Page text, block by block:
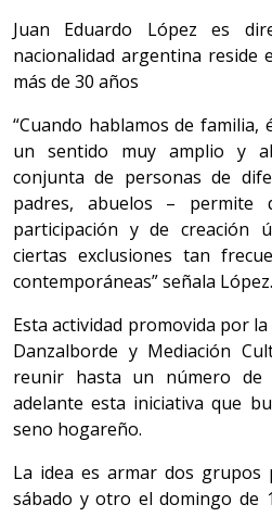
Juan Eduardo López es
nacionalidad argentina reside
más de 30 años
“Cuando hablamos de familia,
un sentido muy amplio y
conjunta de personas de
padres, abuelos – permite
participación y de creación
ciertas exclusiones tan
contemporáneas” señala López.
Esta actividad promovida por
Danzalborde y Mediación
reunir hasta un número de
adelante esta iniciativa que
seno hogareño.
La idea es armar dos
sábado y otro el domingo de